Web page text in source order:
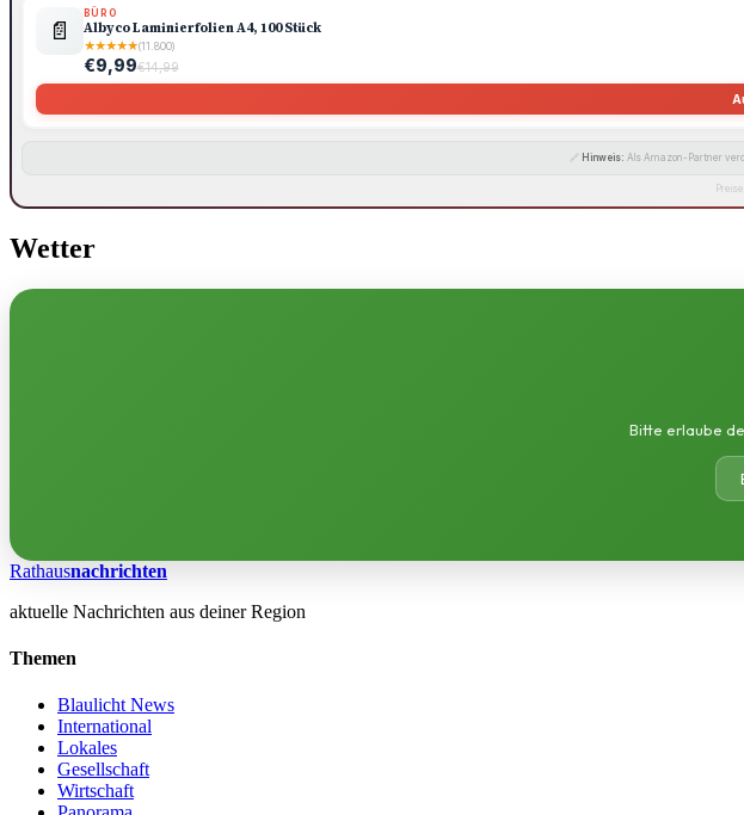
📄
BÜRO
Albyco Laminierfolien A4, 100 Stück
★★★★★(11.800)
€9,99€14,99
🔗 Hinweis: Als Amazon-Partner
Wetter
Bitte erlaube
Rathausnachrichten
aktuelle Nachrichten aus deiner Region
Themen
Blaulicht News
International
Lokales
Gesellschaft
Wirtschaft